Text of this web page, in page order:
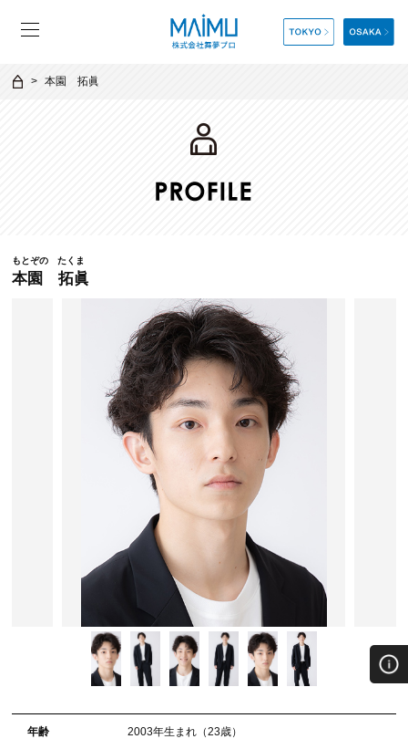
本園 拓眞
もとぞの たくま
本園 拓眞
年齢
2003年⽣まれ（23歳）